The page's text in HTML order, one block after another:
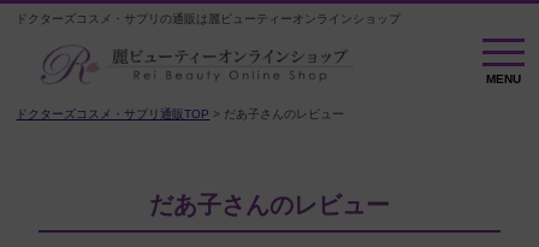
ドクターズコスメ・サプリの通販は麗ビューティーオンラインショップ
MENU
MENU
ドクターズコスメ・サプリ通販TOP だあ子さんのレビュー
だあ子さんのレビュー